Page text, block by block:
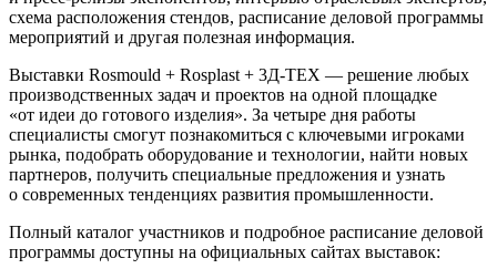
схема расположения стендов, расписание деловой программы
мероприятий и другая полезная информация.
Выставки Rosmould + Rosplast + 3Д-ТЕХ — решение любых
производственных задач и проектов на одной площадке
«от идеи до готового изделия». За четыре дня работы
специалисты смогут познакомиться с ключевыми игроками
рынка, подобрать оборудование и технологии, найти новых
партнеров, получить специальные предложения и узнать
о современных тенденциях развития промышленности.
Полный каталог участников и подробное расписание деловой
программы доступны на официальных сайтах выставок: